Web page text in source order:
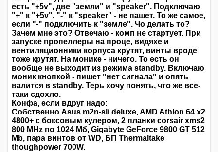
есть "+5v", две "земли" и "speaker". Подключаю
"+" к "+5v", "-" к "speaker" - не пашет. То же самое,
если "-" подключить к "земле". Чо делать то?
Зачем мне это? Отвечаю - комп не стартует. При
запуске пропеллеры на проце, видяхе и
вентиляционники корпуса крутят, винты вроде
тоже крутят. На монике - ничего. То есть он
вообще не выходит из режима standby. Включаю
моник кнопкой - пишет "нет сигнала" и опять
валится в standby. Терь хочу понять, что же все-
таки сдохло.
Конфа, если вдруг надо:
Собственно Asus m2n-sli deluxe, AMD Athlon 64 x2
4800+ с боксовым кулером, 2 планки corsair xms2
800 MHz по 1024 Мб, Gigabyte GeForce 9800 GT 512
Mb, пара винтов от WD, БП Thermaltake
thoughpower 700W.